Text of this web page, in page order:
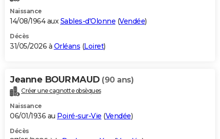
Dictionnaire
Biographies
Citations
Expressions
Proverbes
PROGRAMME TV
S'inscrire
Se connecter
Lycées
Collèges
Primaires
Universités
Entreprises
Service militaire
Avis de recherche
AVIS DE DÉCÈS
Bricolage
Lifestyle
Culture
Sport
Auto
Television
Voyage
Cinema
Naissance
14/08/1964 auxSables-d'Olonne (Vendée)
Décès
31/05/2026 à Orléans (Loiret)
Jeanne BOURMAUD (90 ans)
Créer une cagnotte obsèques
Naissance
06/01/1936 au Poiré-sur-Vie (Vendée)
Décès